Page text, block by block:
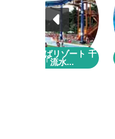
伊勢かぐらばリゾート 千
の杜「流水...